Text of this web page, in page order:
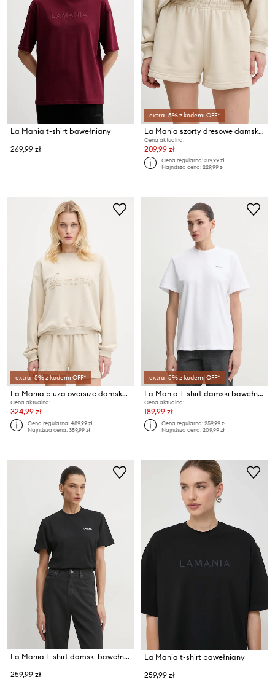
La Mania t-shirt bawełniany
269,99 zł
extra -5% z kodem: OFF*
La Mania szorty dresowe damskie
Cena aktualna:
209,99 zł
Cena regularna:319,99 zł
Najniższa cena:229,99 zł
extra -5% z kodem: OFF*
La Mania bluza oversize damska z bawełną
Cena aktualna:
324,99 zł
Cena regularna:489,99 zł
Najniższa cena:359,99 zł
extra -5% z kodem: OFF*
La Mania T-shirt damski bawełniany
Cena aktualna:
189,99 zł
Cena regularna:259,99 zł
Najniższa cena:209,99 zł
La Mania T-shirt damski bawełniany
259,99 zł
La Mania t-shirt bawełniany
259,99 zł